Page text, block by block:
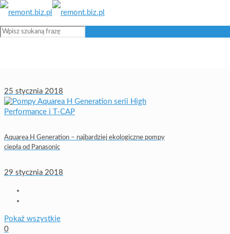
25 stycznia 2018
Aquarea H Generation – najbardziej ekologiczne pompy
ciepła od Panasonic
29 stycznia 2018
Pokaż wszystkie
0